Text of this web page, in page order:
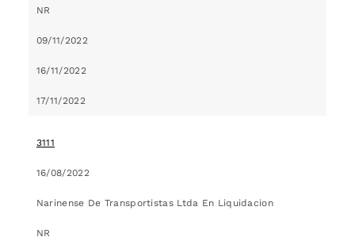
NR
09/11/2022
16/11/2022
17/11/2022
3111
16/08/2022
Narinense De Transportistas Ltda En Liquidacion
NR